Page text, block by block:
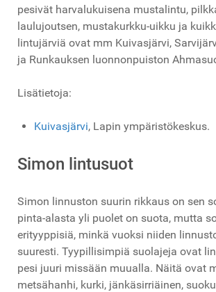
pesivät harvalukuisena mustalintu,
laulujoutsen, mustakurkku-uikku ja
lintujärviä ovat mm Kuivasjärvi,
ja Runkauksen luonnonpuiston
Lisätietoja:
Kuivasjärvi, Lapin ympäristökeskus.
Simon lintusuot
Simon linnuston suurin rikkaus on sen
pinta-alasta yli puolet on suota, mutta
erityyppisiä, minkä vuoksi niiden
suuresti. Tyypillisimpiä suolajeja ovat
pesi juuri missään muualla. Näitä ovat
metsähanhi, kurki, jänkäsirriäinen,